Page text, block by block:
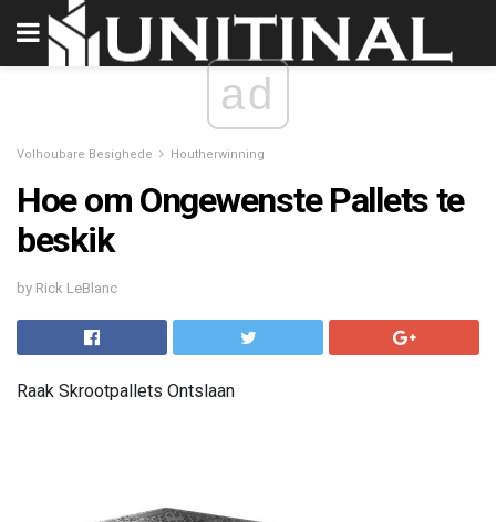
ad
Volhoubare Besighede Houtherwinning
Hoe om Ongewenste Pallets te
beskik
by Rick LeBlanc
Raak Skrootpallets Ontslaan